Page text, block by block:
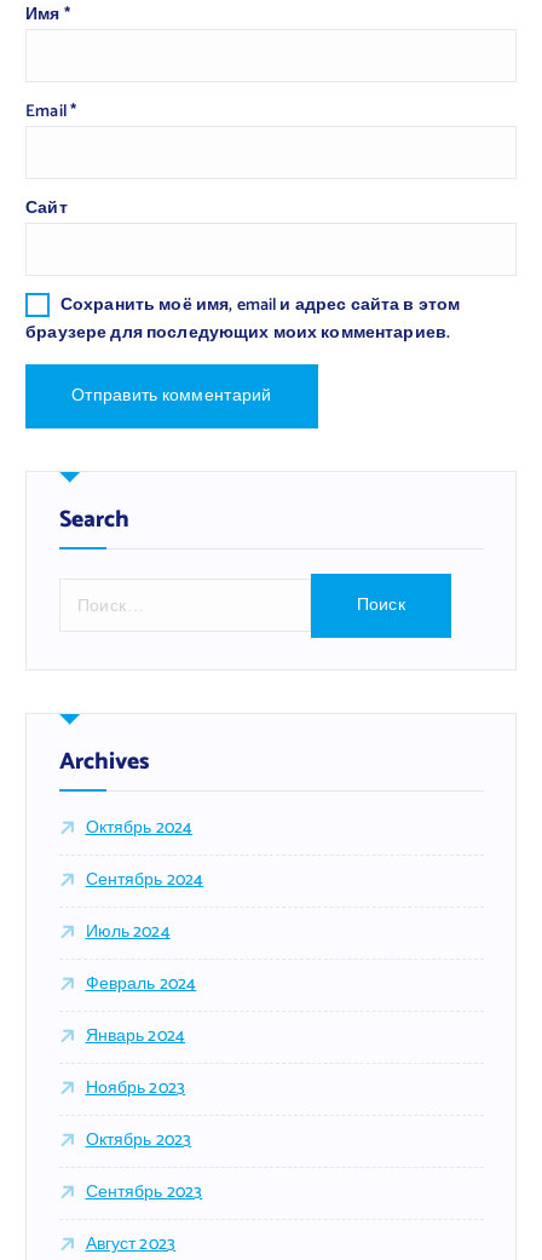
Имя*
Email*
Сайт
Сохранить моё имя, email и адрес сайта в этом
браузере для последующих моих комментариев.
Search
т
:
Archives
Октябрь 2024
Сентябрь 2024
Июль 2024
Февраль 2024
Январь 2024
Ноябрь 2023
Октябрь 2023
Сентябрь 2023
Август 2023